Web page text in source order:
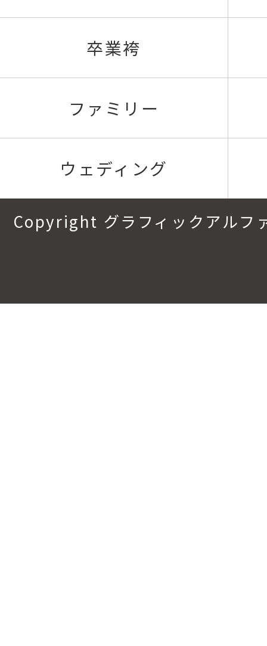
卒業袴
ファミリー
ウェディング
Copyright グラフィックアル